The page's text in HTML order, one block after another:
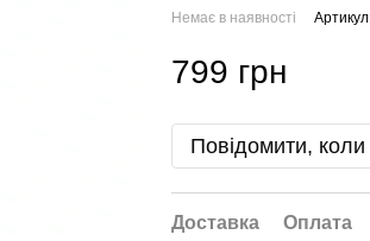
Немає в наявності
799 грн
Повідомити, коли
Доставка Оплата